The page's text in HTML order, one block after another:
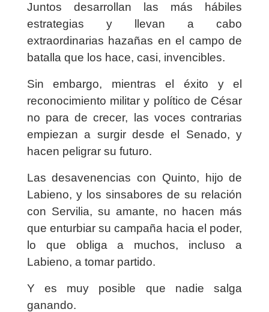
Juntos desarrollan las más hábiles
estrategias y llevan a cabo
extraordinarias hazañas en el campo de
batalla que los hace, casi, invencibles.
Sin embargo, mientras el éxito y el
reconocimiento militar y político de César
no para de crecer, las voces contrarias
empiezan a surgir desde el Senado, y
hacen peligrar su futuro.
Las desavenencias con Quinto, hijo de
Labieno, y los sinsabores de su relación
con Servilia, su amante, no hacen más
que enturbiar su campaña hacia el poder,
lo que obliga a muchos, incluso a
Labieno, a tomar partido.
Y es muy posible que nadie salga
ganando.